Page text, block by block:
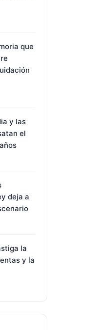
que
y las
el
deja a
la
y la